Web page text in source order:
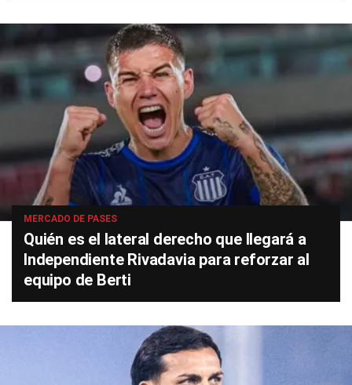
MERCADO DE PASES
Quién es el lateral derecho que llegará a
Independiente Rivadavia para reforzar al
equipo de Berti